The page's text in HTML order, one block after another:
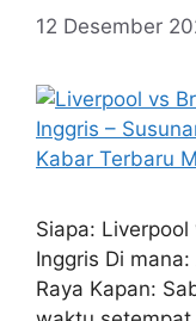
12 Desember
Siapa:
Inggris Di
Raya Kapan: